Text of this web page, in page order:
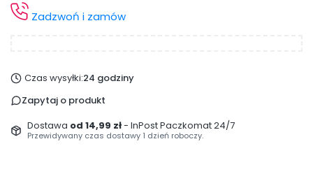
Zadzwoń i zamów
Czas wysyłki:24 godziny
Zapytaj o produkt
Dostawa od 14,99 zł- InPost Paczkomat 24/7
Przewidywany czas dostawy 1 dzień roboczy.